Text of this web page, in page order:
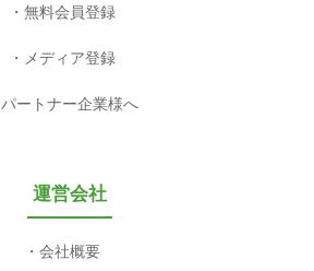
無料会員登録
メディア登録
パートナー企業様へ
運営会社
会社概要